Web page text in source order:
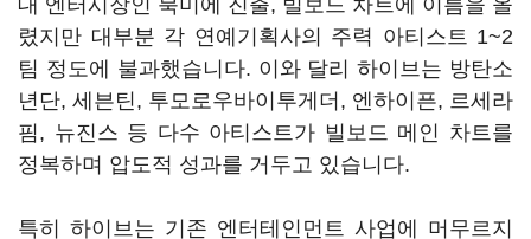
대 엔터시장인 북미에 진출, 빌보드 차트에 이름을 올
렸지만 대부분 각 연예기획사의 주력 아티스트 1~2
팀 정도에 불과했습니다. 이와 달리 하이브는 방탄소
년단, 세븐틴, 투모로우바이투게더, 엔하이픈, 르세라
핌, 뉴진스 등 다수 아티스트가 빌보드 메인 차트를
정복하며 압도적 성과를 거두고 있습니다.
특히 하이브는 기존 엔터테인먼트 사업에 머무르지